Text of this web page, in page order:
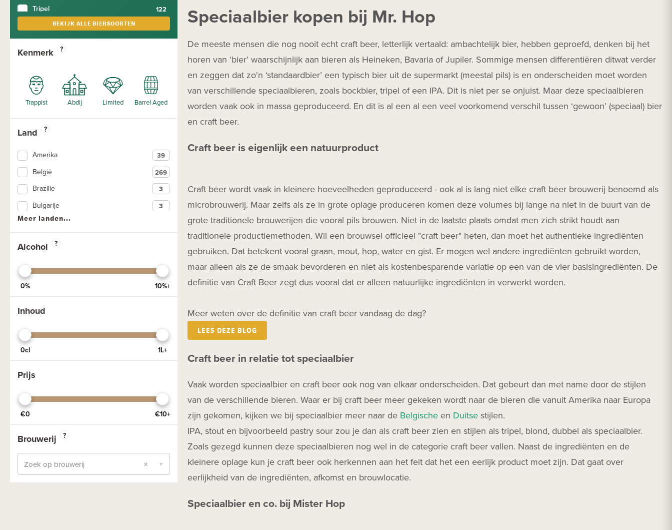
Tripel
Smoothie
Barley Wine
Quadrupel
Winterbier
Grote Flessen
Bier in blik
Bijzonder
Black IPA
DIPA
Dubbel
Glutenvrij
Pils
Porter
Session
Stout Coffee
BEKIJK ALLE BIERSOORTEN
Kenmerk ?
Land ?
Amerika
België
Brazilie
Bulgarije
Denemarken
Duitsland
Estland
Ghana
Kroatië
Nederland
Polen
Roemenie
Meer landen...
Alcohol ?
0% 10%+
Inhoud
0cl 1L+
Prijs
€0 €10+
Brouwerij ?
Zoek op brouwerij × ▼
Speciaalbier kopen bij Mr. Hop
De meeste mensen die nog nooit echt craft beer, letterlijk vertaald: ambachtelijk bier, hebben geproefd, denken bij het
horen van ‘bier’ waarschijnlijk aan bieren als Heineken, Bavaria of Jupiler. Sommige mensen differentiëren ditwat verder
en zeggen dat zo'n ‘standaardbier’ een typisch bier uit de supermarkt (meestal pils) is en onderscheiden moet worden
van verschillende speciaalbieren, zoals bockbier, tripel of een IPA. Dit is niet per se onjuist. Maar deze speciaalbieren
worden vaak ook in massa geproduceerd. En dit is al een al een veel voorkomend verschil tussen ‘gewoon’ (speciaal) bier
en craft beer.
Craft beer is eigenlijk een natuurproduct
Craft beer wordt vaak in kleinere hoeveelheden geproduceerd - ook al is lang niet elke craft beer brouwerij benoemd als
microbrouwerij. Maar zelfs als ze in grote oplage produceren komen deze volumes bij lange na niet in de buurt van de
grote traditionele brouwerijen die vooral pils brouwen. Niet in de laatste plaats omdat men zich strikt houdt aan
traditionele productiemethoden. Wil een brouwsel officieel "craft beer" heten, dan moet het authentieke ingrediënten
gebruiken. Dat betekent vooral graan, mout, hop, water en gist. Er mogen wel andere ingrediënten gebruikt worden,
maar alleen als ze de smaak bevorderen en niet als kostenbesparende variatie op een van de vier basisingrediënten. De
definitie van Craft Beer zegt dus vooral dat er alleen natuurlijke ingrediënten in verwerkt worden.
Meer weten over de definitie van craft beer vandaag de dag?
LEES DEZE BLOG
Craft beer in relatie tot speciaalbier
Vaak worden speciaalbier en craft beer ook nog van elkaar onderscheiden. Dat gebeurt dan met name door de stijlen
van de verschillende bieren. Waar er bij craft beer meer gekeken wordt naar de bieren die vanuit Amerika naar Europa
zijn gekomen, kijken we bij speciaalbier meer naar de Belgische en Duitse stijlen.
IPA, stout en bijvoorbeeld pastry sour zou je dan als craft beer zien en stijlen als tripel, blond, dubbel als speciaalbier.
Zoals gezegd kunnen deze speciaalbieren nog wel in de categorie craft beer vallen. Naast de ingrediënten en de
kleinere oplage kun je craft beer ook herkennen aan het feit dat het een eerlijk product moet zijn. Dat gaat over
eerlijkheid van de ingrediënten, afkomst en brouwlocatie.
Speciaalbier en co. bij Mister Hop